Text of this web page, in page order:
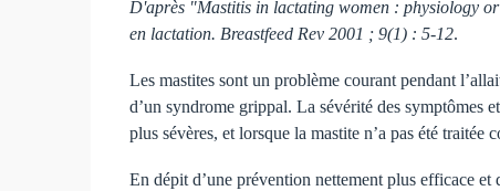
D'après "Mastitis in lactating women : physiology
en lactation. Breastfeed Rev 2001 ; 9(1) : 5-12.
Les mastites sont un problème courant pendant
d’un syndrome grippal. La sévérité des symptômes
plus sévères, et lorsque la mastite n’a pas été
En dépit d’une prévention nettement plus efficace et